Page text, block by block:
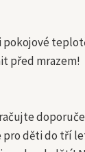
pokojové
před mrazem!
pro děti do tří